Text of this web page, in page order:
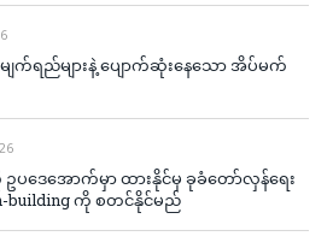
က်ရည်များနဲ့ ပျောက်ဆုံးနေသော အိပ်မက်
ဒေအောက်မှာ ထားနိုင်မှ ခုခံတော်လှန်ရေး
building ကို စတင်နိုင်မည်